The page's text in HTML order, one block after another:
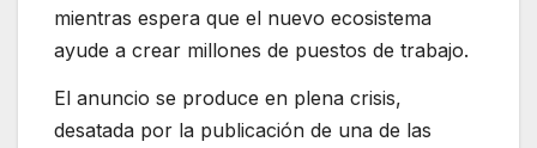
mientras espera que el nuevo ecosistema
ayude a crear millones de puestos de trabajo.
El anuncio se produce en plena crisis,
desatada por la publicación de una de las